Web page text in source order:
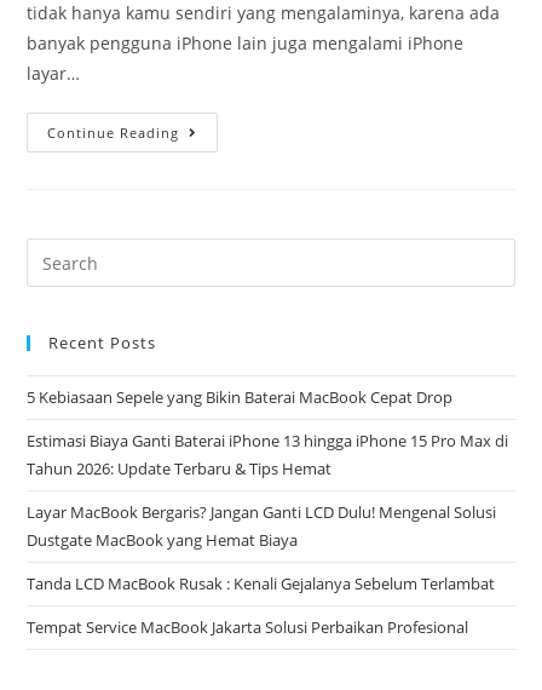
tidak hanya kamu sendiri yang mengalaminya, karena ada
banyak pengguna iPhone lain juga mengalami iPhone
layar…
Continue Reading
Recent Posts
5 Kebiasaan Sepele yang Bikin Baterai MacBook Cepat Drop
Estimasi Biaya Ganti Baterai iPhone 13 hingga iPhone 15 Pro Max di
Tahun 2026: Update Terbaru & Tips Hemat
Layar MacBook Bergaris? Jangan Ganti LCD Dulu! Mengenal Solusi
Dustgate MacBook yang Hemat Biaya
Tanda LCD MacBook Rusak : Kenali Gejalanya Sebelum Terlambat
Tempat Service MacBook Jakarta Solusi Perbaikan Profesional